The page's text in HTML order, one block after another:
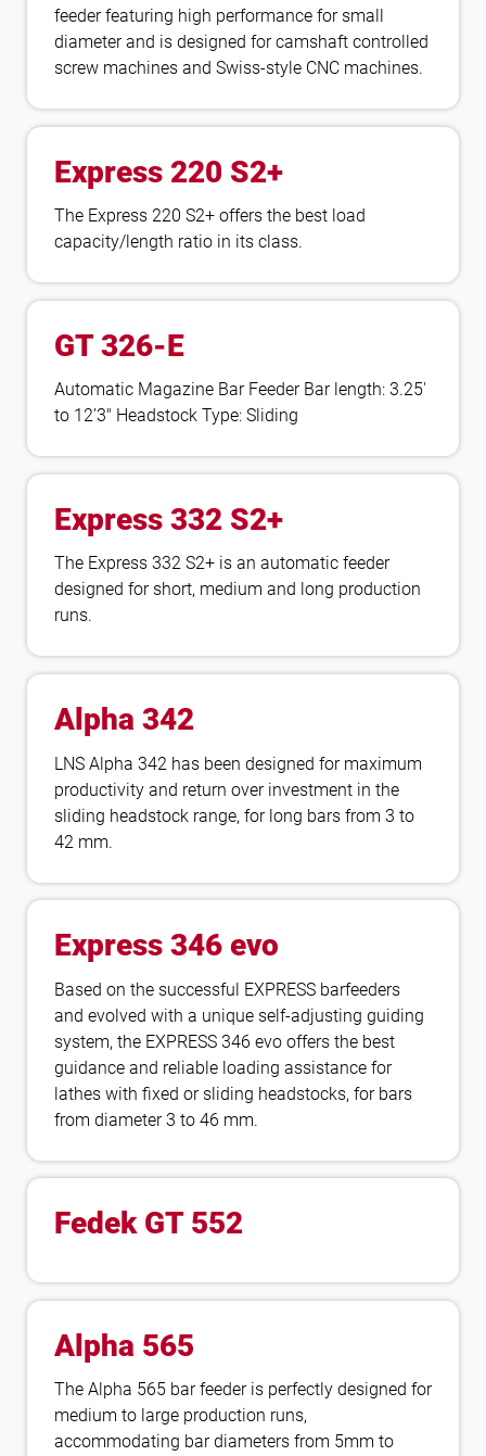
feeder featuring high performance for small
diameter and is designed for camshaft controlled
screw machines and Swiss-style CNC machines.
Express 220 S2+
The Express 220 S2+ offers the best load
capacity/length ratio in its class.
GT 326-E
Automatic Magazine Bar Feeder Bar length: 3.25′
to 12’3″ Headstock Type: Sliding
Express 332 S2+
The Express 332 S2+ is an automatic feeder
designed for short, medium and long production
runs.
Alpha 342
LNS Alpha 342 has been designed for maximum
productivity and return over investment in the
sliding headstock range, for long bars from 3 to
42 mm.
Express 346 evo
Based on the successful EXPRESS barfeeders
and evolved with a unique self-adjusting guiding
system, the EXPRESS 346 evo offers the best
guidance and reliable loading assistance for
lathes with fixed or sliding headstocks, for bars
from diameter 3 to 46 mm.
Fedek GT 552
Alpha 565
The Alpha 565 bar feeder is perfectly designed for
medium to large production runs,
accommodating bar diameters from 5mm to